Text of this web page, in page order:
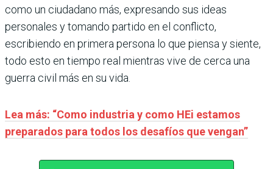
como un ciudadano más, expresando sus ideas
personales y tomando partido en el conflicto,
escribiendo en primera persona lo que piensa y siente,
todo esto en tiempo real mientras vive de cerca una
guerra civil más en su vida.
Lea más: “Como industria y como HEi estamos
preparados para todos los desafíos que vengan”